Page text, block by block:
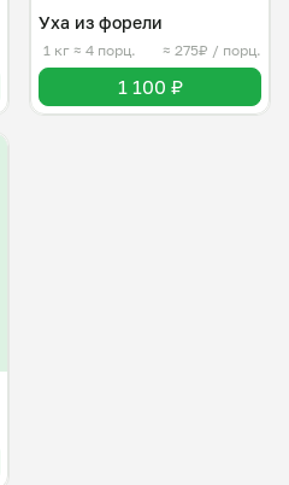
Уха из форели
1 кг ≈ 4 порц. ≈ 275₽ / порц.
1 100 ₽